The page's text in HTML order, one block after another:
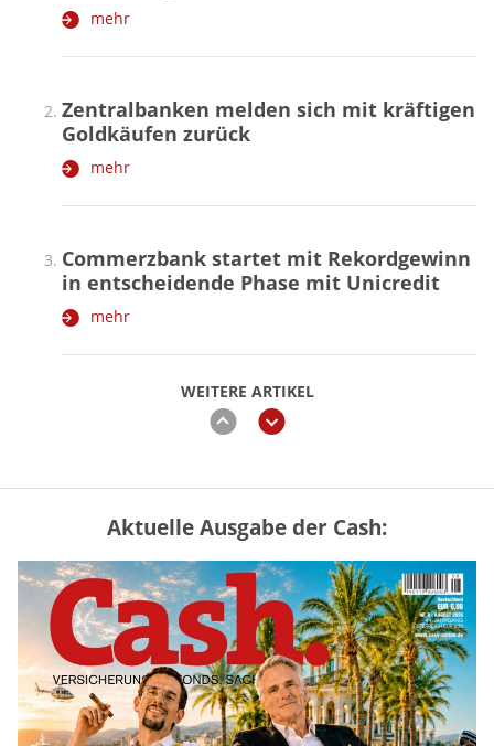
WEITERE ARTIKEL
zurückweiter
mehr
Zentralbanken melden sich mit kräftigen
Goldkäufen zurück
mehr
Commerzbank startet mit Rekordgewinn
in entscheidende Phase mit Unicredit
mehr
„Jung kauft Alt“ 2026: Neue Förderung im
Überblick – Tabelle mit Kreditbeträgen
und Einkommensgrenzen
mehr
Mütterrente III Tabelle: So viel Renten-
Nachzahlung ist pro Kind möglich
Aktuelle Ausgabe der Cash: